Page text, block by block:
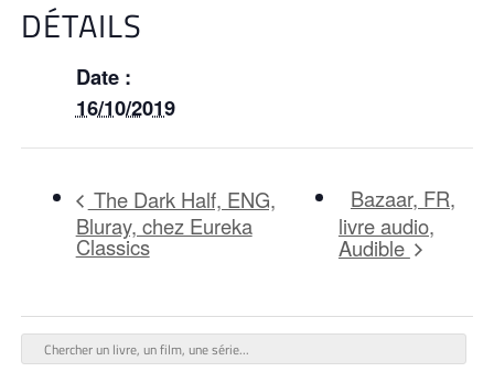
DÉTAILS
Date :
16/10/2019
The Dark Half, ENG,
Bluray, chez Eureka
Classics
Bazaar, FR,
livre audio,
Audible